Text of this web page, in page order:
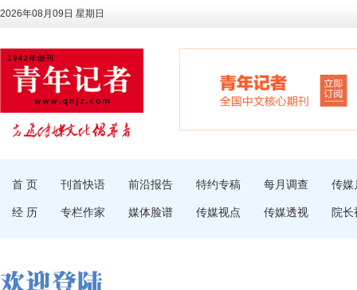
2026年08月09日 星期日
首 页 刊首快语 前沿报告 特约专稿 每月调查 传媒
经 历 专栏作家 媒体脸谱 传媒视点 传媒透视 院长